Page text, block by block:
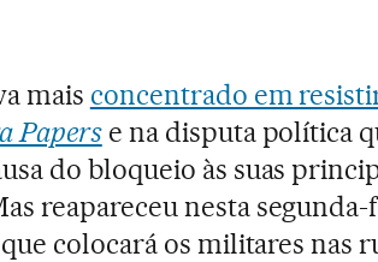
mais concentrado em
Papers e na disputa política
do bloqueio às suas
reapareceu nesta segunda-
colocará os militares nas